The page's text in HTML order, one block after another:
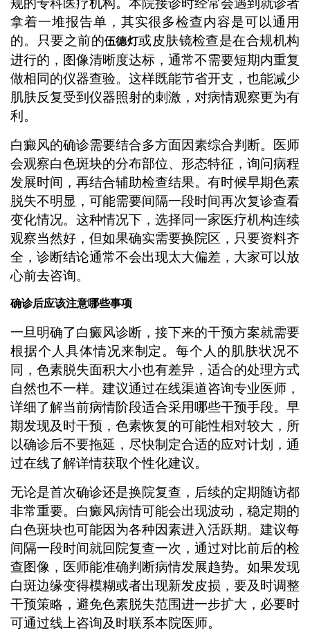
拿着一堆报告单，其实很多检查内容是可以通用
的。只要之前的伍德灯或皮肤镜检查是在合规机构
进行的，图像清晰度达标，通常不需要短期内重复
做相同的仪器查验。这样既能节省开支，也能减少
肌肤反复受到仪器照射的刺激，对病情观察更为有
利。
白癜风的确诊需要结合多方面因素综合判断。医师
会观察白色斑块的分布部位、形态特征，询问病程
发展时间，再结合辅助检查结果。有时候早期色素
脱失不明显，可能需要间隔一段时间再次复诊查看
变化情况。这种情况下，选择同一家医疗机构连续
观察当然好，但如果确实需要换院区，只要资料齐
全，诊断结论通常不会出现太大偏差，大家可以放
心前去咨询。
确诊后应该注意哪些事项
一旦明确了白癜风诊断，接下来的干预方案就需要
根据个人具体情况来制定。每个人的肌肤状况不
同，色素脱失面积大小也有差异，适合的处理方式
自然也不一样。建议通过在线渠道咨询专业医师，
详细了解当前病情阶段适合采用哪些干预手段。早
期发现及时干预，色素恢复的可能性相对较大，所
以确诊后不要拖延，尽快制定合适的应对计划，通
过在线了解详情获取个性化建议。
无论是首次确诊还是换院复查，后续的定期随访都
非常重要。白癜风病情可能会出现波动，稳定期的
白色斑块也可能因为各种因素进入活跃期。建议每
间隔一段时间就回院复查一次，通过对比前后的检
查图像，医师能准确判断病情发展趋势。如果发现
白斑边缘变得模糊或者出现新发皮损，要及时调整
干预策略，避免色素脱失范围进一步扩大，必要时
可通过线上咨询及时联系本院医师。